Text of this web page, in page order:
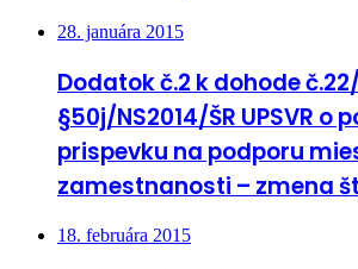
28. januára 2015
Dodatok č.2 k dohode
§50j/NS2014/ŠR UPSVR o
prispevku na podporu
zamestnanosti – zmena
18. februára 2015